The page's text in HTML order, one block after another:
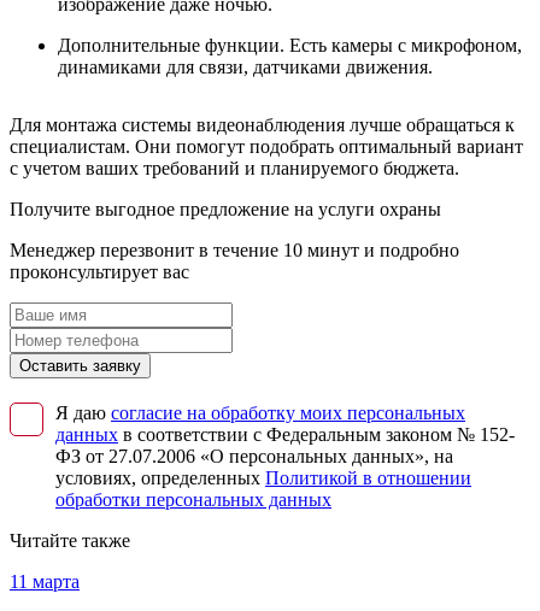
изображение даже ночью.
Дополнительные функции. Есть камеры с микрофоном,
динамиками для связи, датчиками движения.
Для монтажа системы видеонаблюдения лучше обращаться к
специалистам. Они помогут подобрать оптимальный вариант
с учетом ваших требований и планируемого бюджета.
Получите выгодное предложение на услуги охраны
Менеджер перезвонит в течение 10 минут и подробно
проконсультирует вас
Оставить заявку
Я даю согласие на обработку моих персональных
данных в соответствии с Федеральным законом № 152-
ФЗ от 27.07.2006 «О персональных данных», на
условиях, определенных Политикой в отношении
обработки персональных данных
Читайте также
11 марта